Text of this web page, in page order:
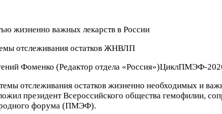
отслеживания остатков ЖНВЛП
Фоменко (Редактор отдела «Россия»)ЦиклПМЭФ-
отслеживания остатков жизненно необходимых и
президент Всероссийского общества гемофилии,
форума (ПМЭФ).